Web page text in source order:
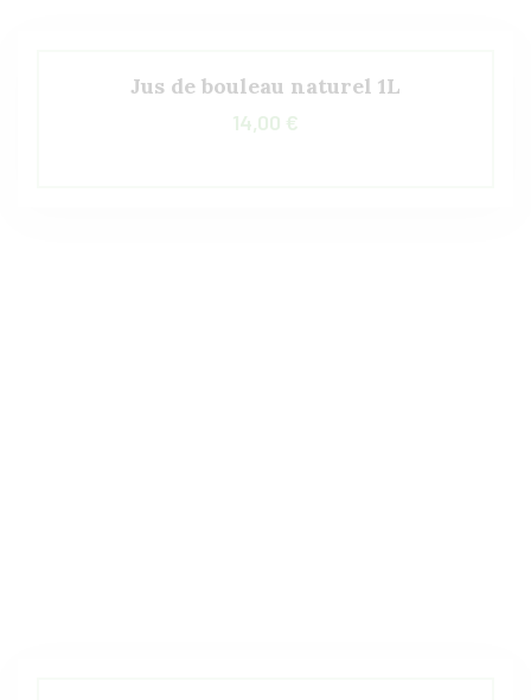
Jus de bouleau naturel 1L
14,00 €